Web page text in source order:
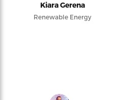
Kiara Gerena
Renewable Energy